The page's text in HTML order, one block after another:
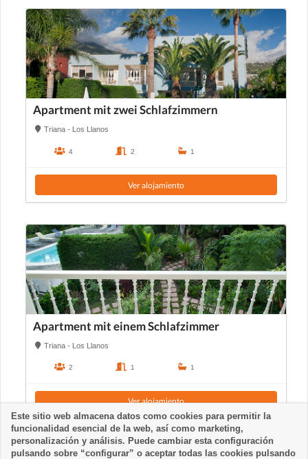
Apartment mit zwei Schlafzimmern
Triana - Los Llanos
4 2 1
Ver alojamiento
Apartment mit einem Schlafzimmer
Triana - Los Llanos
2 1 1
Ver alojamiento
Este sitio web almacena datos como cookies para permitir la
funcionalidad esencial de la web, así como marketing,
personalización y análisis. Puede cambiar esta configuración
pulsando sobre “configurar” o aceptar todas las cookies pulsando